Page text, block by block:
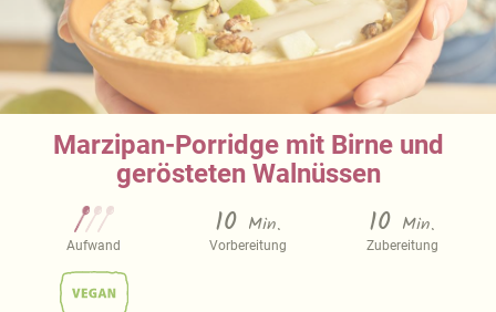
Marzipan-Porridge mit Birne und
gerösteten Walnüssen
Aufwand
10 Min.
Vorbereitung
10 Min.
Zubereitung